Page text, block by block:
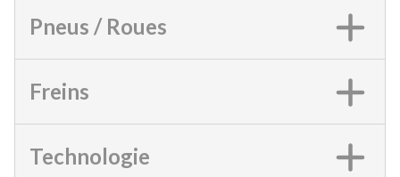
Pneus / Roues
Freins
Technologie